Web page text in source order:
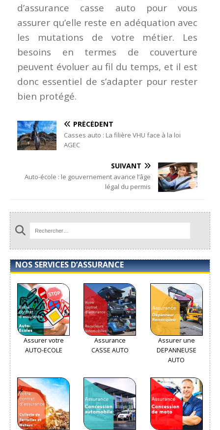
d’assurance casse auto pour vous
assurer qu’elle reste en adéquation avec
les mutations de votre métier. Les
besoins en termes de couverture
peuvent évoluer au fil du temps, et il est
donc essentiel de s’adapter pour rester
bien protégé.
PRÉCÉDENT
Casses auto : La filière VHU face à la loi
AGEC
SUIVANT
Auto-école : le gouvernement avance l’âge
légal du permis
NOS SERVICES D’ASSURANCE
Assurer votre
AUTO-ECOLE
Assurance
CASSE AUTO
Assurer une
DEPANNEUSE
AUTO